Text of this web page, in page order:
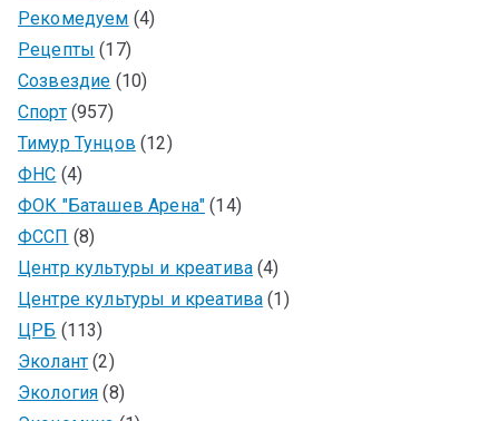
Рекомедуем (4)
Рецепты (17)
Созвездие (10)
Спорт(957)
Тимур Тунцов (12)
ФНС (4)
ФОК "Баташев Арена" (14)
ФССП (8)
Центр культуры и креатива (4)
Центре культуры и креатива (1)
ЦРБ (113)
Эколант (2)
Экология (8)